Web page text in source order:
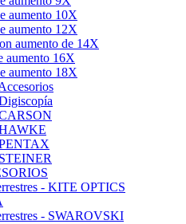
aumento 10X
aumento 12X
aumento de 14X
aumento 16X
aumento 18X
- KITE OPTICS
- SWAROVSKI